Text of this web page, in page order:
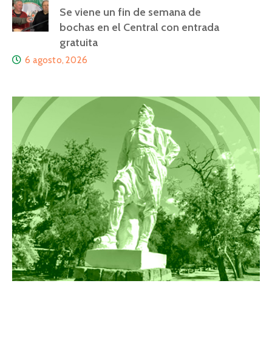
Se viene un fin de semana de
bochas en el Central con entrada
gratuita
6 agosto, 2026